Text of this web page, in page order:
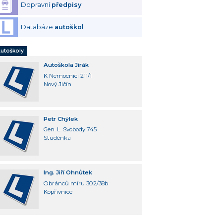
Dopravní předpisy
Databáze autoškol
Autoškola Jirák
K Nemocnici 211/1
Nový Jičín
Petr Chýlek
Gen. L. Svobody 745
Studénka
Ing. Jiří Ohnůtek
Obránců míru 302/38b
Kopřivnice